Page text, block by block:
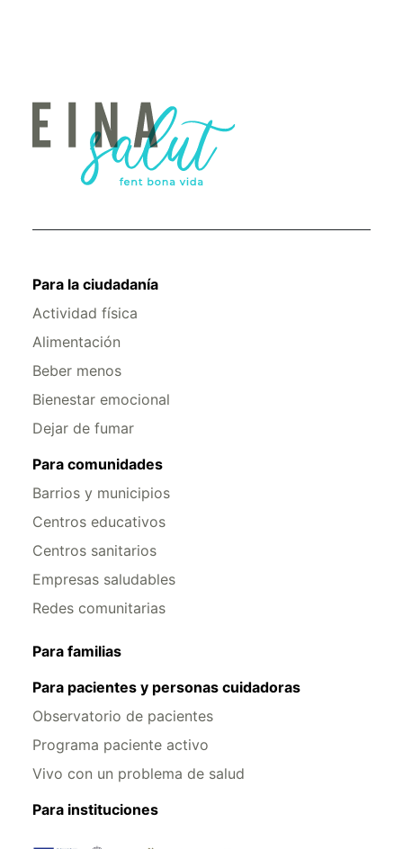
Para la ciudadanía
Actividad física
Alimentación
Beber menos
Bienestar emocional
Dejar de fumar
Para comunidades
Barrios y municipios
Centros educativos
Centros sanitarios
Empresas saludables
Redes comunitarias
Para familias
Para pacientes y personas cuidadoras
Observatorio de pacientes
Programa paciente activo
Vivo con un problema de salud
Para instituciones